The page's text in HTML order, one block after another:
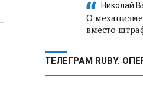
Николай
О
вместо
ТЕЛЕГРАМ RUBY.